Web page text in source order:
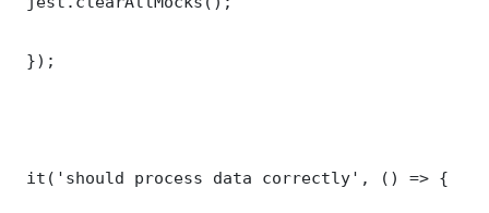
});
it('should process data correctly', () => {